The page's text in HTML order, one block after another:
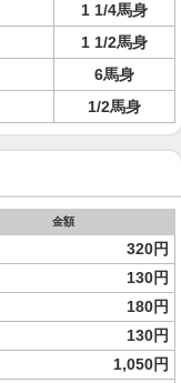
1 1/4馬身
1 1/2馬身
6馬身
1/2馬身
金額
320円
130円
180円
130円
1,050円